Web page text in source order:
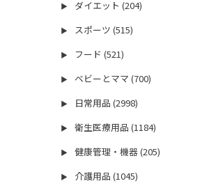
▶ ダイエット (204)
▶ スポーツ (515)
▶ フード (521)
▶ ベビーとママ (700)
▶ 日常用品 (2998)
▶ 衛生医療用品 (1184)
▶ 健康管理・機器 (205)
▶ 介護用品 (1045)